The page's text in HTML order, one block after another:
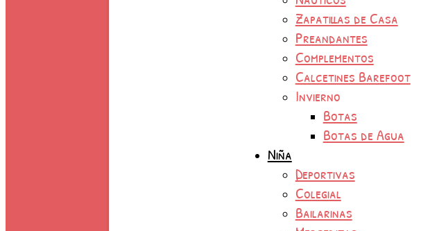
Zapatillas de Casa
Preandantes
Complementos
Calcetines Barefoot
Invierno
Botas
Botas de Agua
Niña
Deportivas
Colegial
Bailarinas